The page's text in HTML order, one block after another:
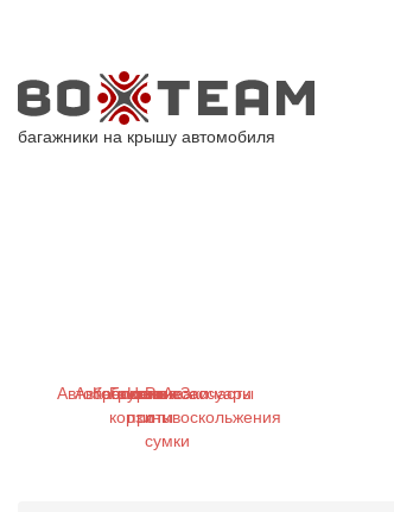
багажники на крышу автомобиля
Автобагажники
Автобоксы
Крепления
Грузовые
корзины
Цепи
противоскольжения
Рюкзаки
и
сумки
Аксессуары
Запчасти